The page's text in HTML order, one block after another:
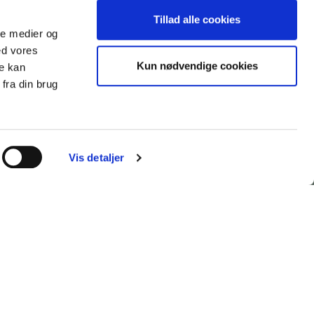
medier og
vores
kan
din brug
Vis detaljer
Tillad alle cookies
Kun nødvendige cookies
House Nordic ApS
Glasvænget 3-9
DK-5492 Vissenbjerg